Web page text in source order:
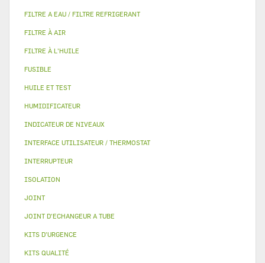
FILTRE A EAU / FILTRE REFRIGERANT
FILTRE À AIR
FILTRE À L'HUILE
FUSIBLE
HUILE ET TEST
HUMIDIFICATEUR
INDICATEUR DE NIVEAUX
INTERFACE UTILISATEUR / THERMOSTAT
INTERRUPTEUR
ISOLATION
JOINT
JOINT D'ECHANGEUR A TUBE
KITS D'URGENCE
KITS QUALITÉ